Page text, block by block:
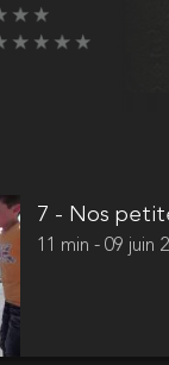
7 - Nos
11 min - 09 juin